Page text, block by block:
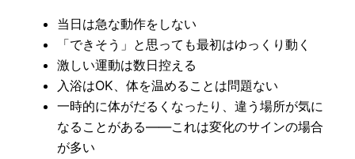
当日は急な動作をしない
「できそう」と思っても最初はゆっくり動く
激しい運動は数日控える
入浴はOK、体を温めることは問題ない
一時的に体がだるくなったり、違う場所が気に
なることがある——これは変化のサインの場合
が多い